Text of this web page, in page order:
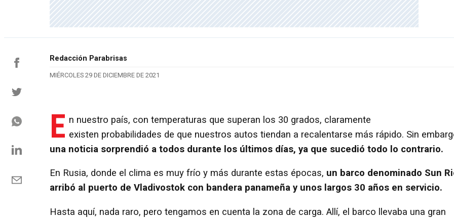
Redacción Parabrisas
MIÉRCOLES 29 DE DICIEMBRE DE 2021
E n nuestro país, con temperaturas que superan los 30 grados, claramente
existen probabilidades de que nuestros autos tiendan a recalentarse más rápido. Sin
una noticia sorprendió a todos durante los últimos días, ya que sucedió todo lo contrario.
En Rusia, donde el clima es muy frío y más durante estas épocas, un barco denominado Sun
arribó al puerto de Vladivostok con bandera panameña y unos largos 30 años en servicio.
Hasta aquí, nada raro, pero tengamos en cuenta la zona de carga. Allí, el barco llevaba una gran